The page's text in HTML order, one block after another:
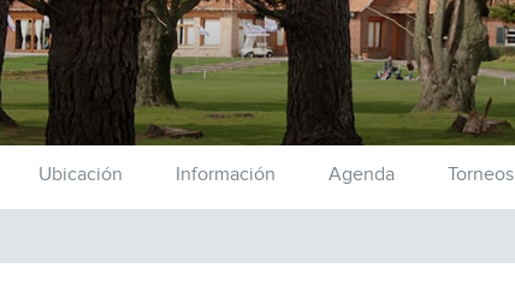
Ubicación Información Agenda Torneos